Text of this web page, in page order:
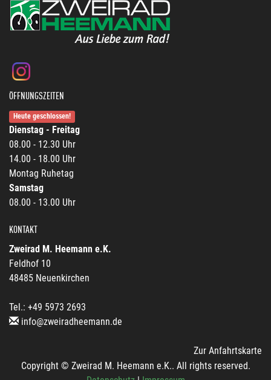
ÖFFNUNGSZEITEN
Heute geschlossen!
Dienstag - Freitag
08.00 - 12.30 Uhr
14.00 - 18.00 Uhr
Montag Ruhetag
Samstag
08.00 - 13.00 Uhr
KONTAKT
Zweirad M. Heemann e.K.
Feldhof 10
48485 Neuenkirchen
Tel.: +49 5973 2693
info@zweiradheemann.de
Zur Anfahrtskarte
Copyright © Zweirad M. Heemann e.K.. All rights reserved.